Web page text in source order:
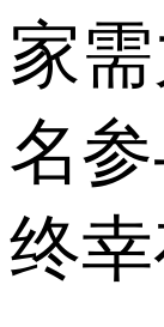
家
名
终幸